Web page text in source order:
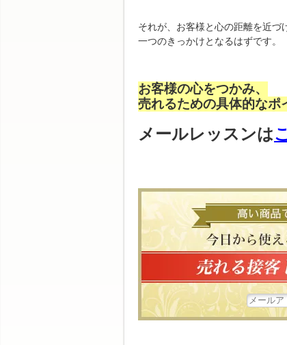
それが、お客様と心の距離を近づ
一つのきっかけとなるはずです。
お客様の心をつかみ、
売れるための具体的なポ
メールレッスンは